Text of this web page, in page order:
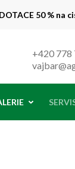
50 % na
+420 778